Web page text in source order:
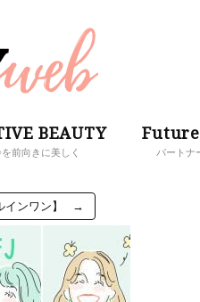
BEAUTY
を前向きに美しく
Future
パートナ
ンワン】